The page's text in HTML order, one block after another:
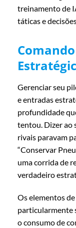
treinamento de
táticas e
Gerenciar seu
e entradas
profundidade
tentou. Dizer ao
rivais paravam
“Conservar
uma corrida de
verdadeiro
Os elementos
particularmente
o consumo de